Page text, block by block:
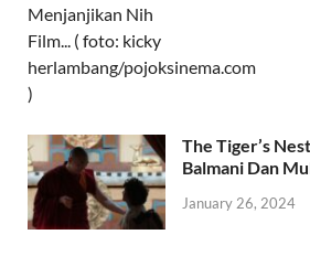
The Tiger’s
Balmani Dan
January 26, 2024